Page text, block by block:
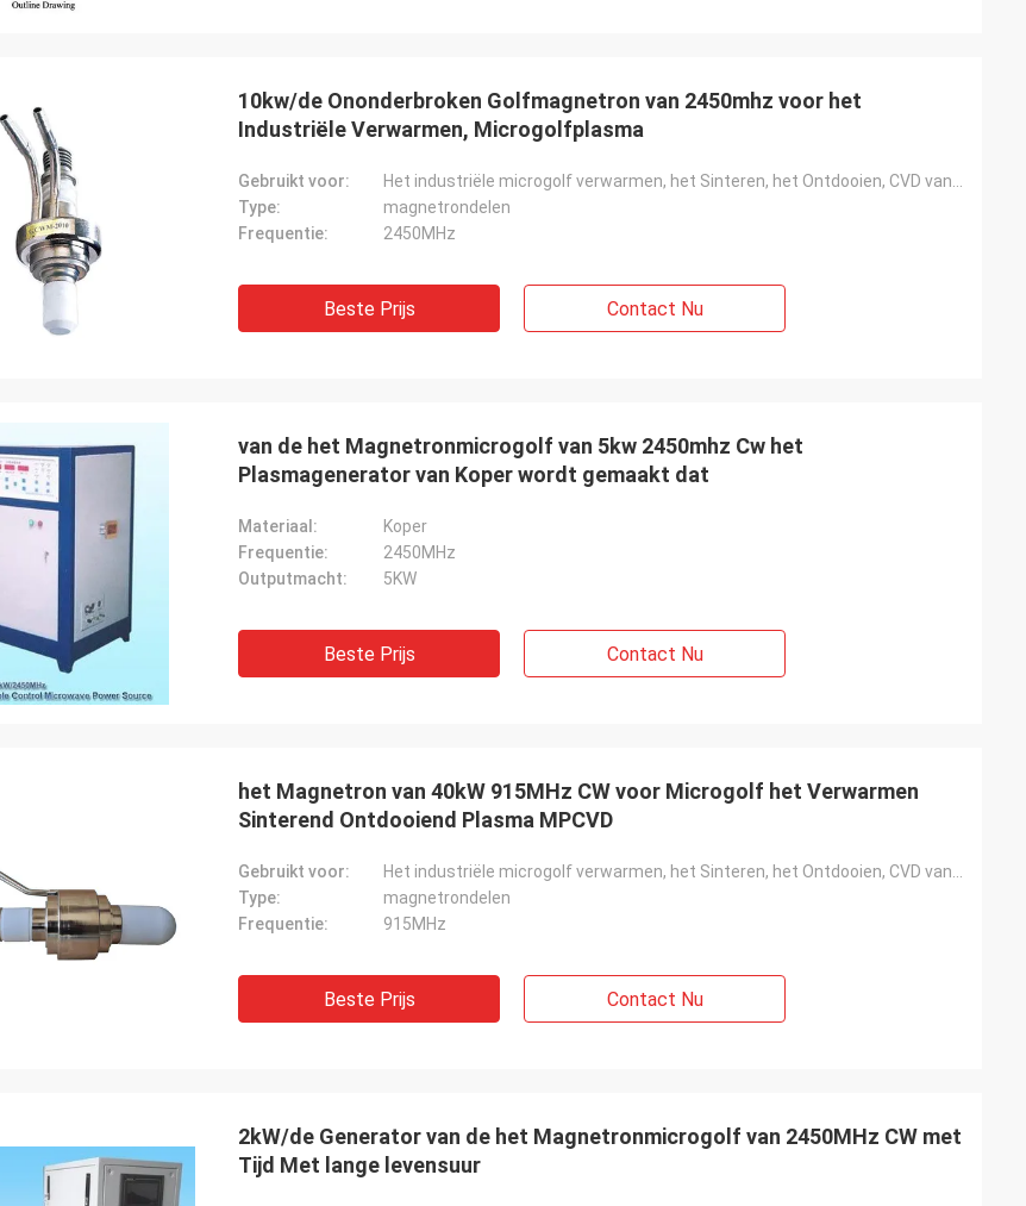
10kw/de Ononderbroken Golfmagnetron van 2450mhz voor het
Industriële Verwarmen, Microgolfplasma
Gebruikt voor:
Type:
magnetrondelen
Frequentie:
2450MHz
Beste Prijs Contact Nu
van de het Magnetronmicrogolf van 5kw 2450mhz Cw het
Plasmagenerator van Koper wordt gemaakt dat
Materiaal:
Koper
Frequentie:
2450MHz
Outputmacht:
5KW
Beste Prijs Contact Nu
het Magnetron van 40kW 915MHz CW voor Microgolf het Verwarmen
Sinterend Ontdooiend Plasma MPCVD
Gebruikt voor:
Type:
magnetrondelen
Frequentie:
915MHz
Beste Prijs Contact Nu
2kW/de Generator van de het Magnetronmicrogolf van 2450MHz CW met
Tijd Met lange levensuur